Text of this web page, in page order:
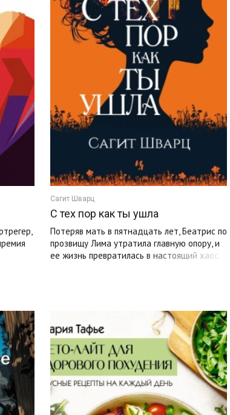
Сагит Шварц
С тех пор как ты ушла
Потеряв мать в пятнадцать лет, Беатрис по
прозвищу Лима утратила главную опору, и
ее жизнь превратилась в настоящий хаос.